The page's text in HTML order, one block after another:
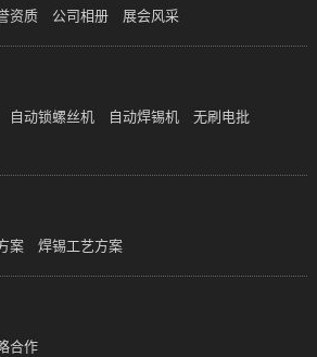
资质 公司相册 展会风采
自动锁螺丝机 自动焊锡机
无刷电批
案 焊锡工艺方案
合作